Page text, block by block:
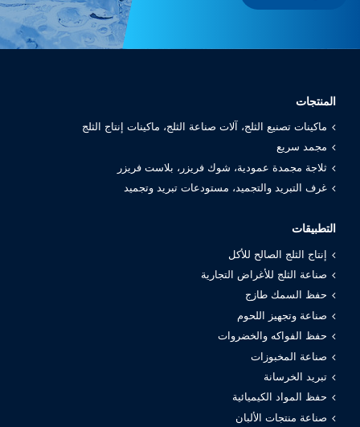
المنتجات
ماكينات تصنيع الثلج، آلات صناعة الثلج، ماكينات إنتاج الثلج
مجمد سريع
ثلاجة مجمدة عمودية، شوك فريزر، بلاست فريزر
غرف التبريد والتجميد، مستودعات تبريد وتجميد
التطبيقات
إنتاج الثلج الصالح للأكل
صناعة الثلج للأغراض التجارية
حفظ السمك طازج
صناعة وتجهيز اللحوم
حفظ الفواكه والخضروات
صناعة المخبوزات
تبريد الخرسانة
حفظ المواد الكيميائية
صناعة منتجات الألبان